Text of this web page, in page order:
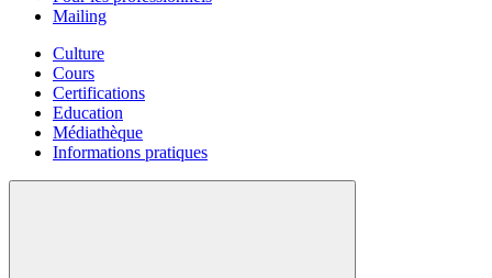
Mailing
Culture
Cours
Certifications
Education
Médiathèque
Informations pratiques